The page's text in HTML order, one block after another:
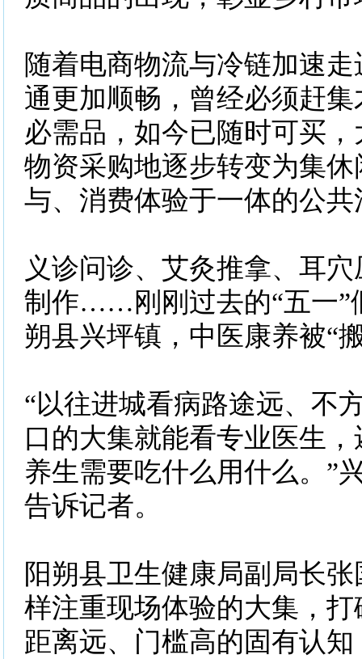
随着电商物流与冷链加速
通更加顺畅，曾经必须赶
必需品，如今已随时可买
物资采购地逐步转变为集
与、消费体验于一体的公
义诊问诊、艾灸推拿、耳
制作……刚刚过去的“五一”
朔县兴坪镇，中医康养被“
“以往进城看病路途远、不
口的大集就能看专业医生
养生需要吃什么用什么。”
告诉记者。
阳朔县卫生健康局副局长
样注重现场体验的大集，
距离远、门槛高的固有认